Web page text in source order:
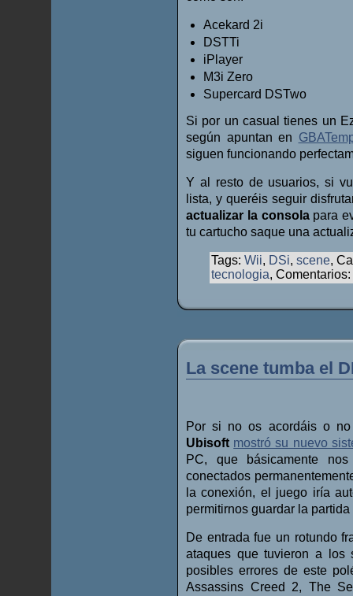
Acekard 2i
DSTTi
iPlayer
M3i Zero
Supercard DSTwo
Si por un casual tienes un
según apuntan en
siguen funcionando
Y al resto de usuarios, si
lista, y queréis seguir
actualizar la consolapara
tu cartucho saque una
Tags: Wii, DSi, scene,
tecnologia, Comentarios:
La scene tumba el
Por si no os acordáis o
Ubisoft mostró su nuevo
PC, que básicamente
conectados
la conexión, el juego iría
permitirnos guardar la
De entrada fue un rotundo
ataques que tuvieron a los
posibles errores de este
Assassins Creed 2, The